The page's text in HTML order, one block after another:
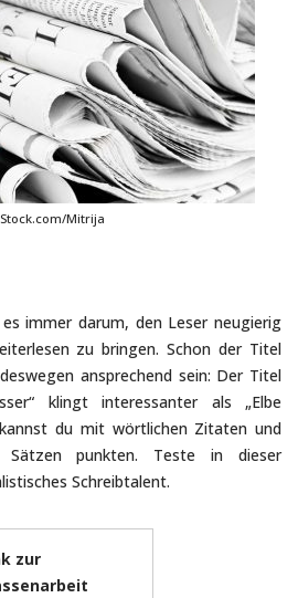
Mitrija
immer darum, den Leser neugierig
zu bringen. Schon der Titel
ansprechend sein: Der Titel
klingt interessanter als „Elbe
du mit wörtlichen Zitaten und
Sätzen punkten. Teste in dieser
Schreibtalent.
zur